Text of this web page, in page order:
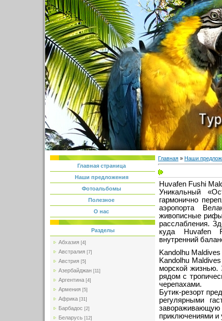
Главная страница
Наши предложения
Фотоальбомы
Полезное
О нас
Разделы
Абхазия [4]
Австралия [7]
Австрия [5]
Азербайджан [11]
Аргентина [4]
Армения [5]
Африка [31]
Барбадос [2]
Беларусь [12]
Главная » Наши
Huvafen Fushi
Уникальный
гармонично
аэропорта
живописные
расслабления.
куда Huvafen
внутренний
Kandolhu Maldives
Kandolhu
морской жизнью.
рядом с
черепахами.
Бутик-резорт
регулярными
приключениями и